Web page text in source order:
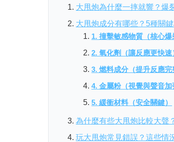
大甩炮為什麼一摔就響？爆
大甩炮成分有哪些？5種關
1. 撞擊敏感物質（核心爆
2. 氧化劑（讓反應更快速
3. 燃料成分（提升反應完
4. 金屬粉（視覺與聲音加
5. 緩衝材料（安全關鍵）
為什麼有些大甩炮比較大聲
玩大甩炮常見錯誤？這些情